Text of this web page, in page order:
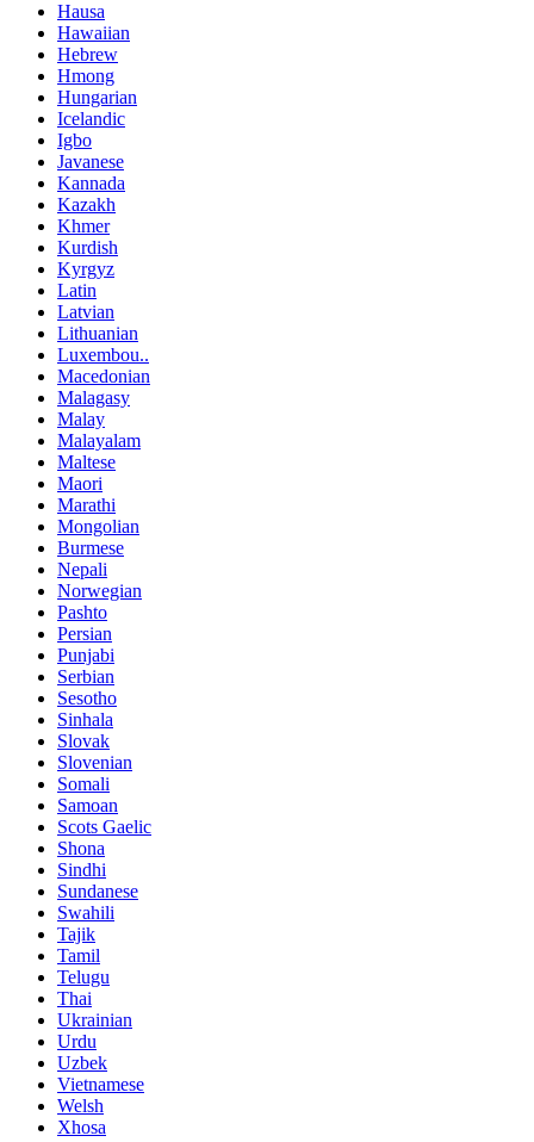
Hausa
Hawaiian
Hebrew
Hmong
Hungarian
Icelandic
Igbo
Javanese
Kannada
Kazakh
Khmer
Kurdish
Kyrgyz
Latin
Latvian
Lithuanian
Luxembou..
Macedonian
Malagasy
Malay
Malayalam
Maltese
Maori
Marathi
Mongolian
Burmese
Nepali
Norwegian
Pashto
Persian
Punjabi
Serbian
Sesotho
Sinhala
Slovak
Slovenian
Somali
Samoan
Scots Gaelic
Shona
Sindhi
Sundanese
Swahili
Tajik
Tamil
Telugu
Thai
Ukrainian
Urdu
Uzbek
Vietnamese
Welsh
Xhosa